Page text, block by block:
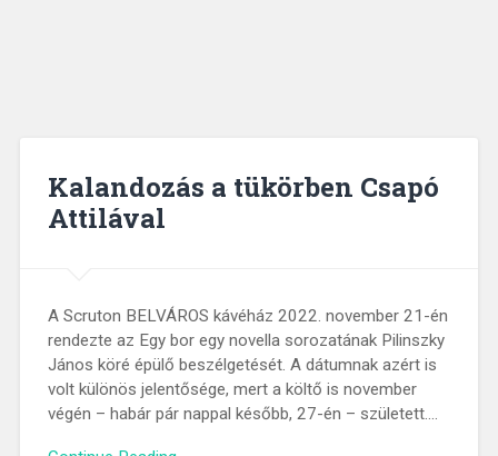
Kalandozás a tükörben Csapó
Attilával
A Scruton BELVÁROS kávéház 2022. november 21-én
rendezte az Egy bor egy novella sorozatának Pilinszky
János köré épülő beszélgetését. A dátumnak azért is
volt különös jelentősége, mert a költő is november
végén – habár pár nappal később, 27-én – született….